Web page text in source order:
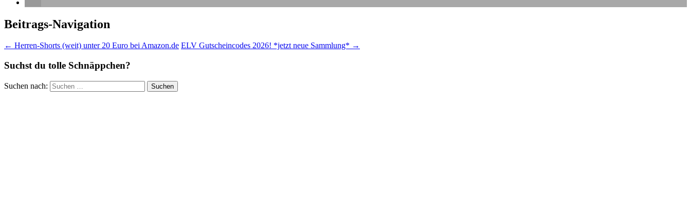
Beitrags-Navigation
← Herren-Shorts (weit) unter 20 Euro bei Amazon.de ELV Gutscheincodes 2026! *jetzt neue Sammlung* →
Suchst du tolle Schnäppchen?
Suchen nach: